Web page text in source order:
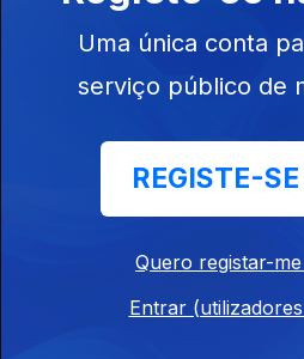
Uma única conta
serviço público de
REGISTE-
Quero registar-
Entrar